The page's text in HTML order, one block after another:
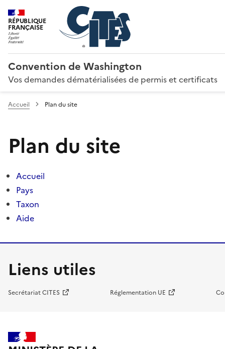
RÉPUBLIQUE
FRANÇAISE
Convention de Washington
Vos demandes dématérialisées de permis et certificats
Accueil Plan du site
Plan du site
Accueil
Pays
Taxon
Aide
Liens utiles
Secrétariat CITES Réglementation UE